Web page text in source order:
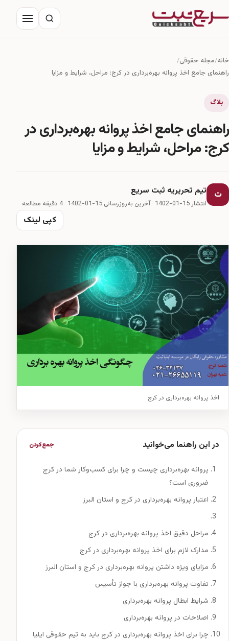
خانه
مجله حقوقی
تماس با ما
خانه مجله حقوقی
راهنمای جامع اخذ پروانه بهره‌برداری در کرج: مراحل، شرایط و مزایا
بلاگ
راهنمای جامع اخذ پروانه بهره‌برداری در
کرج: مراحل، شرایط و مزایا
ت تیم تحریریه ثبت سریع
انتشار 15-01-1402 ·آخرین به‌روزرسانی 15-01-1402 · 4 دقیقه مطالعه
کپی لینک
اخذ پروانه بهره‌برداری در کرج
در این راهنما می‌خوانید جمع‌کردن
پروانه بهره‌برداری چیست و چرا برای کسب‌وکار شما در کرج
ضروری است؟
اعتبار پروانه بهره‌برداری در کرج و استان البرز
مراحل دقیق اخذ پروانه بهره‌برداری در کرج
مدارک لازم برای اخذ پروانه بهره‌برداری در کرج
مزایای ویژه داشتن پروانه بهره‌برداری در کرج و استان البرز
تفاوت پروانه بهره‌برداری با جواز تأسیس
شرایط ابطال پروانه بهره‌برداری
اصلاحات در پروانه بهره‌برداری
چرا برای اخذ پروانه بهره‌برداری در کرج باید به تیم حقوقی ایلیا